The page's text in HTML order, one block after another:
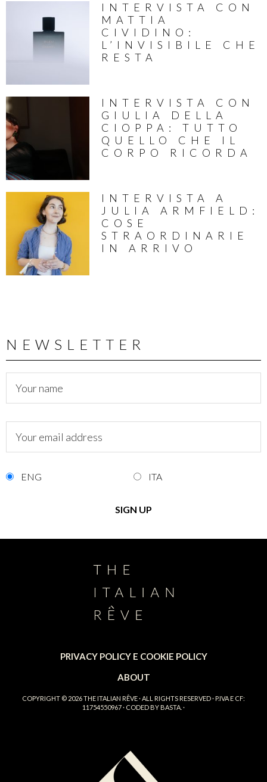
INTERVISTA CON
MATTIA
CIVIDINO:
L’INVISIBILE CHE
RESTA
INTERVISTA CON
GIULIA DELLA
CIOPPA: TUTTO
QUELLO CHE IL
CORPO RICORDA
INTERVISTA A
JULIA ARMFIELD:
COSE
STRAORDINARIE
IN ARRIVO
NEWSLETTER
ENG ITA
PRIVACY POLICY E COOKIE POLICY
ABOUT
COPYRIGHT © 2026THE ITALIAN RÊVE· ALL RIGHTS RESERVED · P.IVA E CF:
11754550967 · CODED BY BASTA. ·